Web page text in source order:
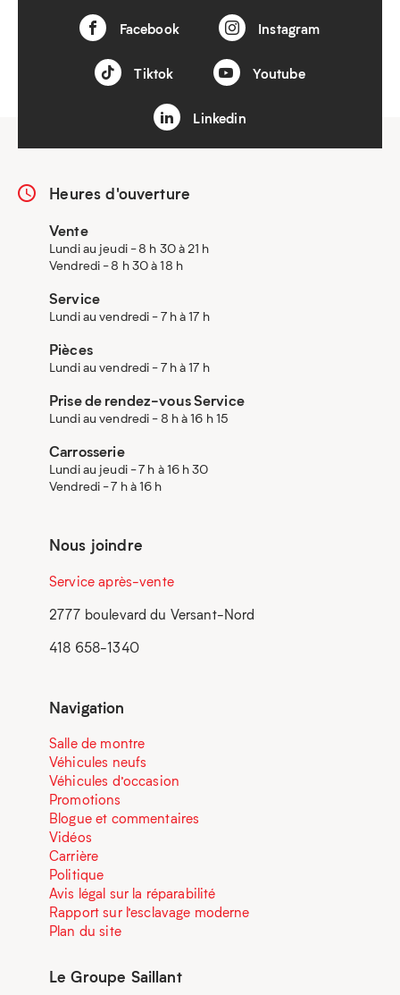
Facebook Instagram
Tiktok Youtube
Linkedin
Heures d'ouverture
Vente
Lundi au jeudi - 8 h 30 à 21 h
Vendredi - 8 h 30 à 18 h
Service
Lundi au vendredi - 7 h à 17 h
Pièces
Lundi au vendredi - 7 h à 17 h
Prise de rendez-vous Service
Lundi au vendredi - 8 h à 16 h 15
Carrosserie
Lundi au jeudi - 7 h à 16 h 30
Vendredi - 7 h à 16 h
Nous joindre
Service après-vente
2777 boulevard du Versant-Nord
418 658-1340
Navigation
Salle de montre
Véhicules neufs
Véhicules d’occasion
Promotions
Blogue et commentaires
Vidéos
Carrière
Politique
Avis légal sur la réparabilité
Rapport sur l’esclavage moderne
Plan du site
Le Groupe Saillant